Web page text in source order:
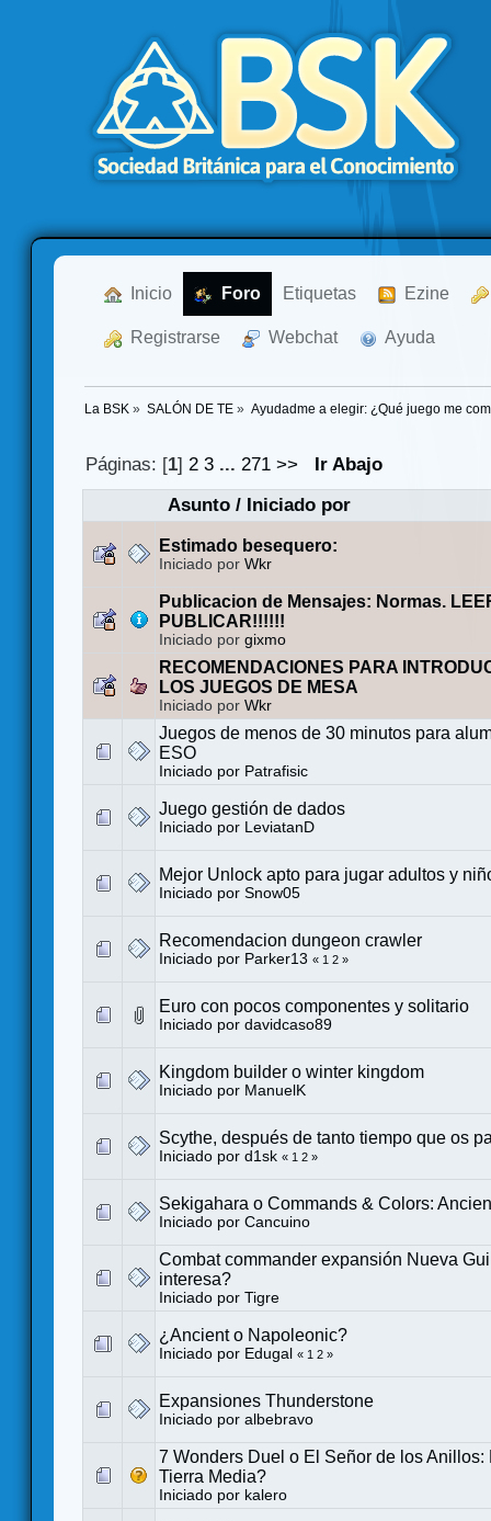
Inicio Foro Etiquetas Ezine
Registrarse Webchat Ayuda
La BSK » SALÓN DE TE » Ayudadme a elegir: ¿Qué juego me
Páginas: [1]2 3 ...271 >>
Ir Abajo
Asunto/ Iniciado por
Estimado besequero:
Iniciado por Wkr
Publicacion de Mensajes: Normas.
PUBLICAR!!!!!!
Iniciado por gixmo
RECOMENDACIONES PARA
LOS JUEGOS DE MESA
Iniciado por Wkr
Juegos de menos de 30 minutos para
ESO
Iniciado por Patrafisic
Juego gestión de dados
Iniciado por LeviatanD
Mejor Unlock apto para jugar adultos y
Iniciado por Snow05
Recomendacion dungeon crawler
Iniciado por Parker13 « 1 2 »
Euro con pocos componentes y solitario
Iniciado por davidcaso89
Kingdom builder o winter kingdom
Iniciado por ManuelK
Scythe, después de tanto tiempo que os
Iniciado por d1sk « 1 2 »
Sekigahara o Commands & Colors:
Iniciado por Cancuino
Combat commander expansión Nueva
interesa?
Iniciado por Tigre
¿Ancient o Napoleonic?
Iniciado por Edugal « 1 2 »
Expansiones Thunderstone
Iniciado por albebravo
7 Wonders Duel o El Señor de los Anillos:
Tierra Media?
Iniciado por kalero